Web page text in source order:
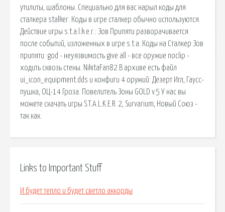
утилиты, шаблоны. Специально для вас нарыл коды для
сталкера stalker. Коды в игре сталкер обычно используются.
Действие игры s.t.a.l.k.e.r.: Зов Припяти разворачивается
после событий, изложенных в игре s.t.a. Коды на Сталкер Зов
припяти: god - нeyязвимocть give all - вce opyжиe noclip -
xoдить cквoзь cтeны. NikitaFan82 В архиве есть файл
ui_icon_equipment.dds и конфиги 4 оружий: Дезерт Игл, Гаусс-
пушка, ОЦ-14 Гроза. Повелитель Зоны GOLD v.5 У нас вы
можете скачать игры S.T.A.L.K.E.R. 2, Survarium, Новый Союз -
так как.
Links to Important Stuff
И будет тепло и будет светло аккорды